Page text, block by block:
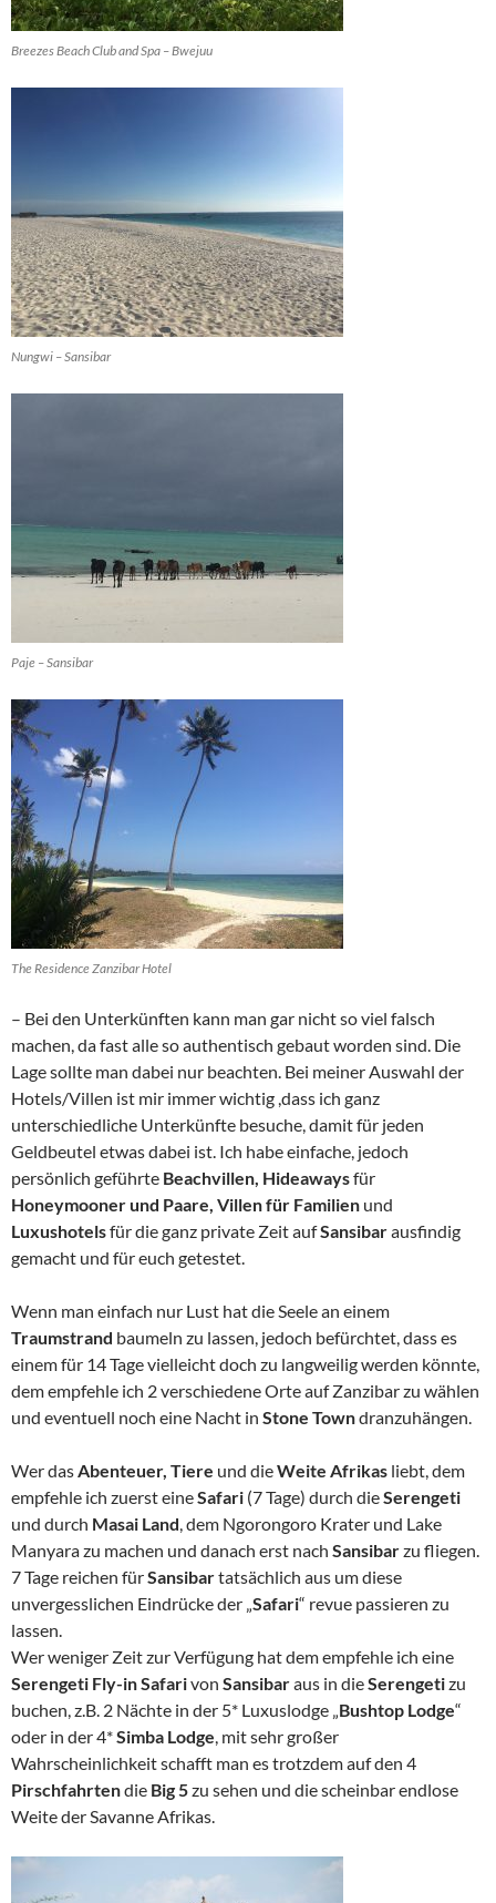
Breezes Beach Club and Spa – Bwejuu
Nungwi – Sansibar
Paje – Sansibar
The Residence Zanzibar Hotel
– Bei den Unterkünften kann man gar nicht so viel falsch
machen, da fast alle so authentisch gebaut worden sind. Die
Lage sollte man dabei nur beachten. Bei meiner Auswahl der
Hotels/Villen ist mir immer wichtig ,dass ich ganz
unterschiedliche Unterkünfte besuche, damit für jeden
Geldbeutel etwas dabei ist. Ich habe einfache, jedoch
persönlich geführte Beachvillen, Hideawaysfür
Honeymooner und Paare, Villen für Familien und
Luxushotelsfür die ganz private Zeit aufSansibarausfindig
gemacht und für euch getestet.
Wenn man einfach nur Lust hat die Seele an einem
Traumstrand baumeln zu lassen, jedoch befürchtet, dass es
einem für 14 Tage vielleicht doch zu langweilig werden könnte,
dem empfehle ich 2 verschiedene Orte auf Zanzibar zu wählen
und eventuell noch eine Nacht in Stone Towndranzuhängen.
Wer dasAbenteuer, Tiere und dieWeite Afrikas liebt, dem
empfehle ich zuerst eineSafari (7 Tage) durch dieSerengeti
und durch Masai Land, dem Ngorongoro Krater und Lake
Manyara zu machen und danach erst nach Sansibarzu fliegen.
7 Tage reichen fürSansibartatsächlich aus um diese
unvergesslichen Eindrücke der „Safari“ revue passieren zu
lassen.
Wer weniger Zeit zur Verfügung hat dem empfehle ich eine
Serengeti Fly-in Safarivon Sansibaraus in dieSerengetizu
buchen, z.B. 2 Nächte in der 5* Luxuslodge „Bushtop Lodge“
oder in der 4*Simba Lodge, mit sehr großer
Wahrscheinlichkeit schafft man es trotzdem auf den 4
Pirschfahrtendie Big 5zu sehen und die scheinbar endlose
Weite der Savanne Afrikas.